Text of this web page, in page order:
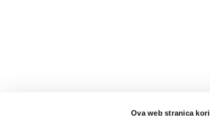
Ova web stranica